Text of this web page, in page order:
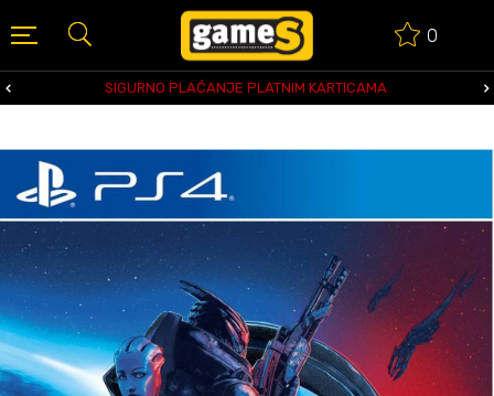
0
SIGURNO PLAĆANJE PLATNIM KARTICAMA